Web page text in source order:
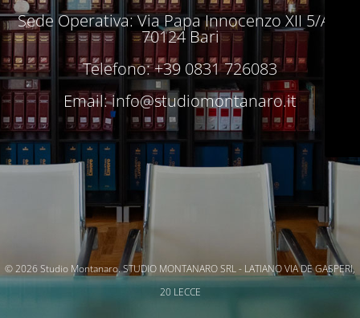
Sede Operativa: Via Papa Innocenzo XII 5/A –
70124 Bari
Telefono: +39 0831 726083
Email:info@studiomontanaro.it
© 2026 Studio Montanaro. STUDIO MONTANARO SRL - LATIANO VIA DE GASPERI,
20 LECCE